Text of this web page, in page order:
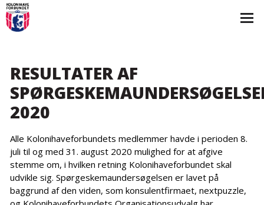
RESULTATER AF
2020
Alle Kolonihaveforbundets medlemmer havde i perioden 8.
juli til og med 31. august 2020 mulighed for at afgive
stemme om, i hvilken retning Kolonihaveforbundet skal
udvikle sig. Spørgeskemaundersøgelsen er lavet på
baggrund af den viden, som konsulentfirmaet, nextpuzzle,